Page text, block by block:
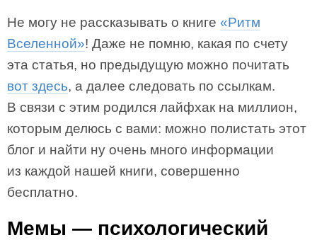
Не могу не рассказывать о книге «Ритм
Вселенной»! Даже не помню, какая по счету
эта статья, но предыдущую можно почитать
вот здесь, а далее следовать по ссылкам.
В связи с этим родился лайфхак на миллион,
которым делюсь с вами: можно полистать этот
блог и найти ну очень много информации
из каждой нашей книги, совершенно
бесплатно.
Мемы — психологический